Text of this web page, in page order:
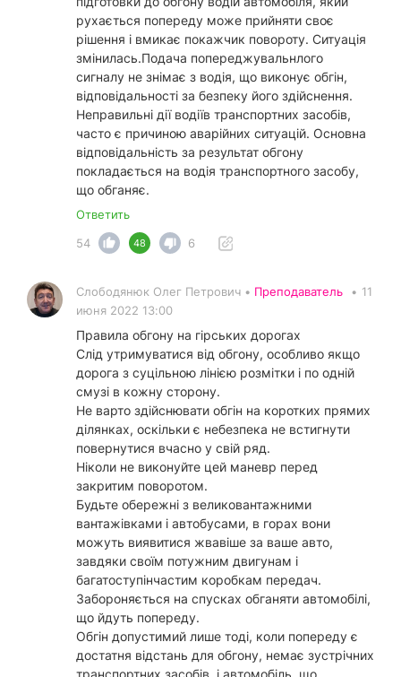
рухається попереду може прийняти своє
рішення і вмикає покажчик повороту. Ситуація
змінилась.Подача попереджувальнлого
сигналу не знімає з водія, що виконує обгін,
відповідальності за безпеку його здійснення.
Неправильні дії водіїв транспортних засобів,
часто є причиною аварійних ситуацій. Основна
відповідальність за результат обгону
покладається на водія транспортного засобу,
що обганяє.
Ответить
54
48 6
Слободянюк Олег Петрович • Преподаватель • 11
июня 2022 13:00
Правила обгону на гірських дорогах
Слід утримуватися від обгону, особливо якщо
дорога з суцільною лінією розмітки і по одній
смузі в кожну сторону.
Не варто здійснювати обгін на коротких прямих
ділянках, оскільки є небезпека не встигнути
повернутися вчасно у свій ряд.
Ніколи не виконуйте цей маневр перед
закритим поворотом.
Будьте обережні з великовантажними
вантажівками і автобусами, в горах вони
можуть виявитися жвавіше за ваше авто,
завдяки своїм потужним двигунам і
багатоступінчастим коробкам передач.
Забороняється на спусках обганяти автомобілі,
що йдуть попереду.
Обгін допустимий лише тоді, коли попереду є
достатня відстань для обгону, немає зустрічних
транспортних засобів, і автомобіль, що